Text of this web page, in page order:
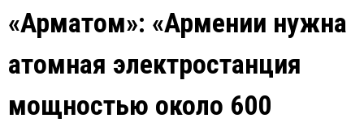
«Арматом»: «Армении нужна
атомная электростанция
мощностью около 600